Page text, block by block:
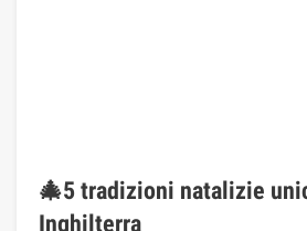
🎄5 tradizioni natalizie
Inghilterra